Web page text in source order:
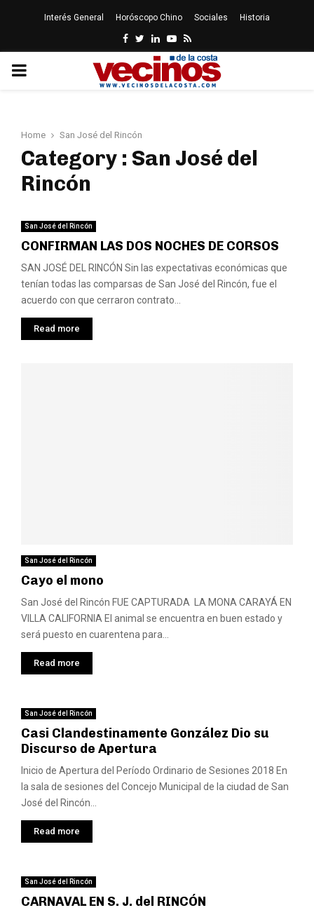
Interés General Horóscopo Chino Sociales Historia
Facebook
Twitter
LinkedinYoutube
Rss
PRIMARY
Home San José del Rincón
Category : San José del
Rincón
San José del Rincón
CONFIRMAN LAS DOS NOCHES DE CORSOS
SAN JOSÉ DEL RINCÓN Sin las expectativas económicas que
tenían todas las comparsas de San José del Rincón, fue el
acuerdo con que cerraron contrato...
Read more
San José del Rincón
Cayo el mono
San José del Rincón FUE CAPTURADA LA MONA CARAYÁ EN
VILLA CALIFORNIA El animal se encuentra en buen estado y
será puesto en cuarentena para...
Read more
San José del Rincón
Casi Clandestinamente González Dio su
Discurso de Apertura
Inicio de Apertura del Período Ordinario de Sesiones 2018 En
la sala de sesiones del Concejo Municipal de la ciudad de San
José del Rincón...
Read more
San José del Rincón
CARNAVAL EN S. J. del RINCÓN